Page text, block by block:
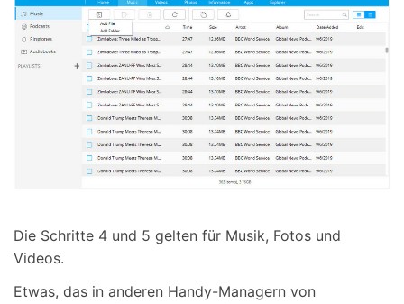
Die Schritte 4 und 5 gelten für Musik, Fotos und
Videos.
Etwas, das in anderen Handy-Managern von